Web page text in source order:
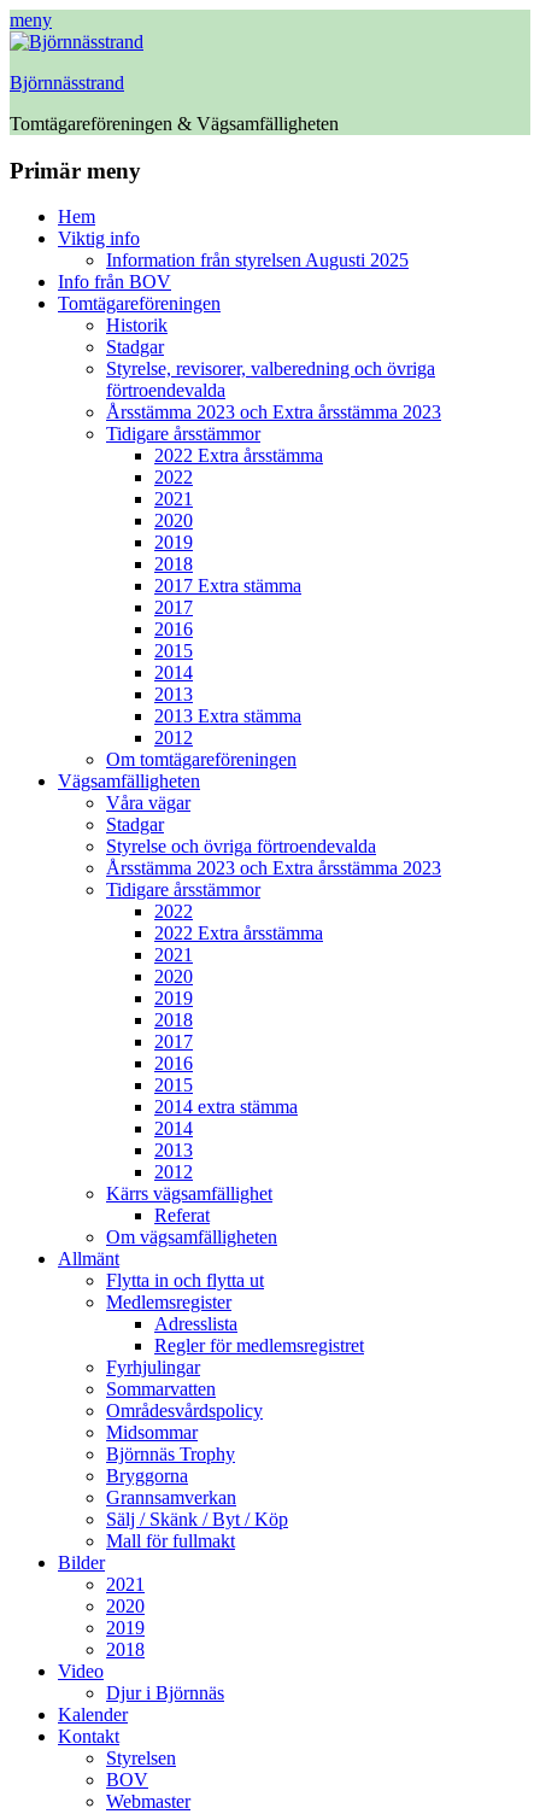
meny
Björnnässtrand
Tomtägareföreningen & Vägsamfälligheten
Facebook
Primär meny
HoppaHem
Viktig info
Information från styrelsen Augusti 2025
Info från BOV
Tomtägareföreningen
Historik
Stadgar
Styrelse, revisorer, valberedning och övriga
förtroendevalda
Årsstämma 2023 och Extra årsstämma 2023
Tidigare årsstämmor
2022 Extra årsstämma
2022
2021
2020
2019
2018
2017 Extra stämma
2017
2016
2015
2014
2013
2013 Extra stämma
2012
Om tomtägareföreningen
Vägsamfälligheten
Våra vägar
Stadgar
Styrelse och övriga förtroendevalda
Årsstämma 2023 och Extra årsstämma 2023
Tidigare årsstämmor
2022
2022 Extra årsstämma
2021
2020
2019
2018
2017
2016
2015
2014 extra stämma
2014
2013
2012
Kärrs vägsamfällighet
Referat
Om vägsamfälligheten
Allmänt
Flytta in och flytta ut
Medlemsregister
Adresslista
Regler för medlemsregistret
Fyrhjulingar
Sommarvatten
Områdesvårdspolicy
Midsommar
Björnnäs Trophy
Bryggorna
Grannsamverkan
Sälj / Skänk / Byt / Köp
Mall för fullmakt
Bilder
2021
2020
2019
2018
Video
Djur i Björnnäs
Kalender
Kontakt
Styrelsen
BOV
Webmaster